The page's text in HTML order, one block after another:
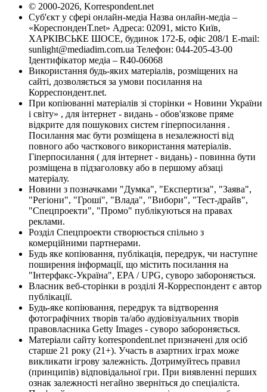
© 2000-2026, Korrespondent.net
Суб'єкт у сфері онлайн-медіа Назва онлайн-медіа –
«КореспонденТ.net» Адреса: 02091, місто Київ,
ХАРКІВСЬКЕ ШОСЕ, будинок 172-Б, офіс 208/1 E-mail:
sunlight@mediadim.com.ua Телефон: 044-205-43-00
Ідентифікатор медіа – R40-06068
Використання будь-яких матеріалів, розміщених на
сайті, дозволяється за умови посилання на
Корреспондент.net.
При копіюванні матеріалів зі сторінки « Новини України
і світу» , для інтернет - видань - обов'язкове пряме
відкрите для пошукових систем гіперпосилання .
Посилання має бути розміщена в незалежності від
повного або часткового використання матеріалів.
Гіперпосилання ( для інтернет - видань) - повинна бути
розміщена в підзаголовку або в першому абзаці
матеріалу.
Новини з позначками "Думка", "Експертиза", "Заява",
"Регіони", "Гроші", "Влада", "Вибори", "Тест-драйв",
"Спецпроекти", "Промо" публікуються на правах
реклами.
Розділ Спецпроекти створюється спільно з
комерційними партнерами.
Будь яке копіювання, публікація, передрук, чи наступне
поширення інформації, що містить посилання на
"Інтерфакс-Україна", EPA / UPG, суворо забороняється.
Власник веб-сторінки в розділі Я-Корреспондент є автор
публікації.
Будь-яке копіювання, передрук та відтворення
фотографічних творів та/або аудіовізуальних творів
правовласника Getty Images - суворо забороняється.
Матеріали сайту korrespondent.net призначені для осіб
старше 21 року (21+). Участь в азартних іграх може
викликати ігрову залежність. Дотримуйтесь правил
(принципів) відповідальної гри. При виявленні перших
ознак залежності негайно зверніться до спеціаліста.